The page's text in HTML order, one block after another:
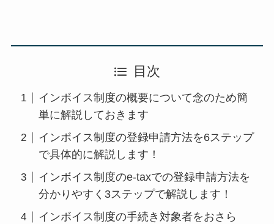
目次
インボイス制度の概要について念のため簡
単に解説しておきます
インボイス制度の登録申請方法を6ステップ
で具体的に解説します！
インボイス制度のe-taxでの登録申請方法を
分かりやすく3ステップで解説します！
インボイス制度の手続き対象者をおさら